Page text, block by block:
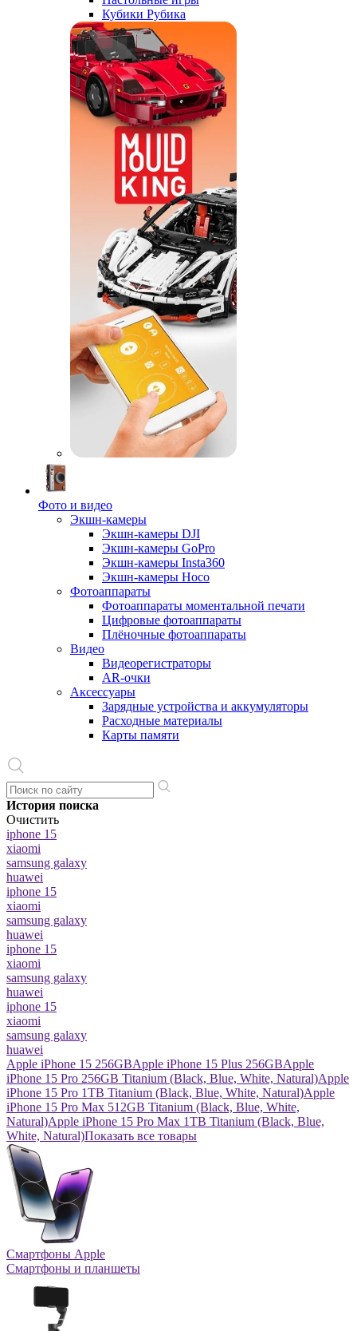
Кубики Рубика
Фото и видео
Экшн-камеры
Экшн-камеры DJI
Экшн-камеры GoPro
Экшн-камеры Insta360
Экшн-камеры Hoco
Фотоаппараты
Фотоаппараты моментальной печати
Цифровые фотоаппараты
Плёночные фотоаппараты
Видео
Видеорегистраторы
AR-очки
Аксессуары
Зарядные устройства и аккумуляторы
Расходные материалы
Карты памяти
История поиска
Очистить
iphone 15
xiaomi
samsung galaxy
huawei
iphone 15
xiaomi
samsung galaxy
huawei
iphone 15
xiaomi
samsung galaxy
huawei
iphone 15
xiaomi
samsung galaxy
huawei
Apple iPhone 15 256GBApple iPhone 15 Plus 256GBApple
iPhone 15 Pro 256GB Titanium (Black, Blue, White, Natural)Apple
iPhone 15 Pro 1TB Titanium (Black, Blue, White, Natural)Apple
iPhone 15 Pro Max 512GB Titanium (Black, Blue, White,
Natural)Apple iPhone 15 Pro Max 1TB Titanium (Black, Blue,
White, Natural)Показать все товары
Смартфоны Apple
Смартфоны и планшеты